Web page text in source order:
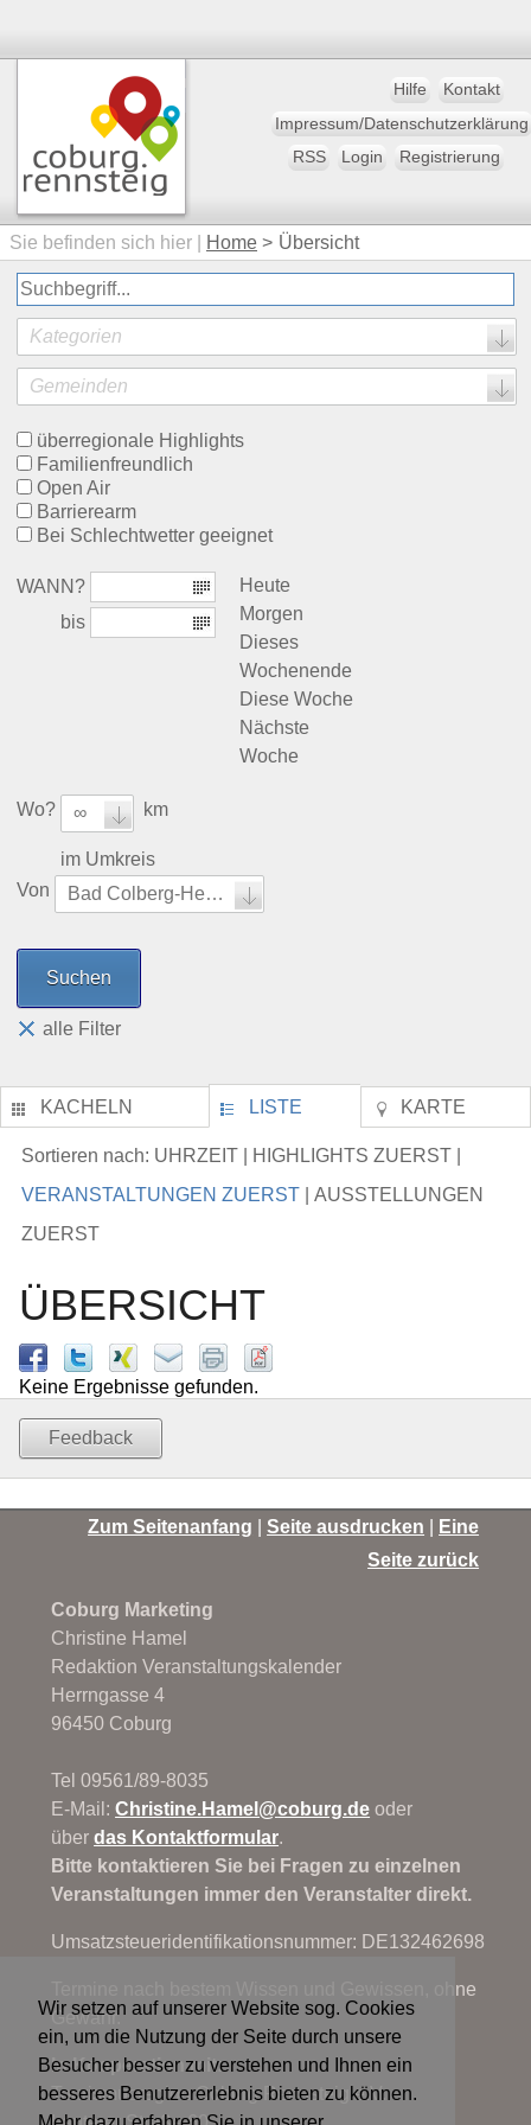
Wir setzen auf unserer Website sog. Cookies
ein, um die Nutzung der Seite durch unsere
Besucher besser zu verstehen und Ihnen ein
besseres Benutzererlebnis bieten zu können.
Hilfe
Kontakt
Impressum/Datenschutzerklärung
RSS
Login Registrierung
Sie befinden sich hier | Home > Übersicht
Kategorien
Gemeinden
überregionale Highlights
Familienfreundlich
Open Air
Barrierearm
Bei Schlechtwetter geeignet
WANN?
bis
Heute
Morgen
Dieses
Wochenende
Diese Woche
Nächste
Woche
Wo? ∞ km
im Umkreis
Von
Bad Colberg-Heldburg
alle Filter
KACHELN LISTE KARTE
Sortieren nach: UHRZEIT HIGHLIGHTS ZUERST
VERANSTALTUNGEN ZUERST
AUSSTELLUNGEN
ZUERST
ÜBERSICHT
Keine Ergebnisse gefunden.
Feedback
Zum Seitenanfang |Seite ausdrucken
Eine
Seite zurück
Coburg Marketing
Christine Hamel
Redaktion Veranstaltungskalender
Herrngasse 4
96450 Coburg
Tel 09561/89-8035
E-Mail:Christine.Hamel@coburg.de oder
überdas Kontaktformular.
Bitte kontaktieren Sie bei Fragen zu einzelnen
Veranstaltungen immer den Veranstalter direkt.
Umsatzsteueridentifikationsnummer: DE132462698
Termine nach bestem Wissen und Gewissen, ohne
Gewähr.
In Kooperation mit:
Tourismusregion Coburg.Rennsteig e.V.